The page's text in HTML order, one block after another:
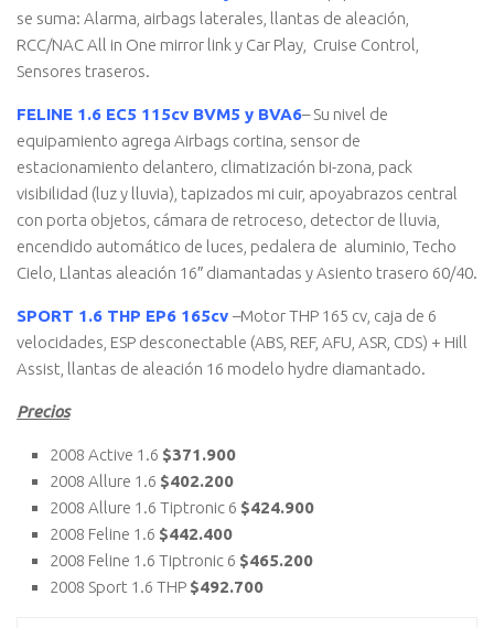
se suma: Alarma, airbags laterales, llantas de aleación,
RCC/NAC All in One mirror link y Car Play, Cruise Control,
Sensores traseros.
FELINE 1.6 EC5 115cv BVM5 y BVA6– Su nivel de
equipamiento agrega Airbags cortina, sensor de
estacionamiento delantero, climatización bi-zona, pack
visibilidad (luz y lluvia), tapizados mi cuir, apoyabrazos central
con porta objetos, cámara de retroceso, detector de lluvia,
encendido automático de luces, pedalera de aluminio, Techo
Cielo, Llantas aleación 16″ diamantadas y Asiento trasero 60/40.
SPORT 1.6 THP EP6 165cv –Motor THP 165 cv, caja de 6
velocidades, ESP desconectable (ABS, REF, AFU, ASR, CDS) + Hill
Assist, llantas de aleación 16 modelo hydre diamantado.
Precios
2008 Active 1.6 $371.900
2008 Allure 1.6 $402.200
2008 Allure 1.6 Tiptronic 6 $424.900
2008 Feline 1.6 $442.400
2008 Feline 1.6 Tiptronic 6 $465.200
2008 Sport 1.6 THP $492.700